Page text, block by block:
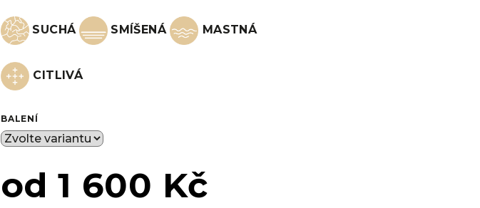
SUCHÁ SMÍŠENÁ MASTNÁ
CITLIVÁ
BALENÍ
od1 600 Kč